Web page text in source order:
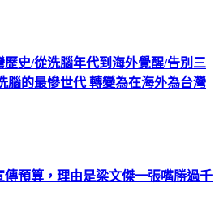
史/從洗腦年代到海外覺醒/告別三
腦的最慘世代 轉變為在海外為台灣
預算，理由是梁文傑一張嘴勝過千